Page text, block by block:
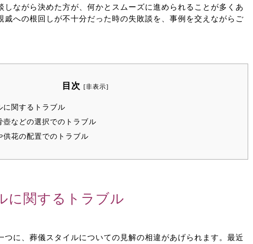
しながら決めた方が、何かとスムーズに進められることが多くあ
戚への根回しが不十分だった時の失敗談を、事例を交えながらご
目次 [非表示]
に関するトラブル
壺などの選択でのトラブル
供花の配置でのトラブル
に関するトラブル
つに、葬儀スタイルについての見解の相違があげられます。最近